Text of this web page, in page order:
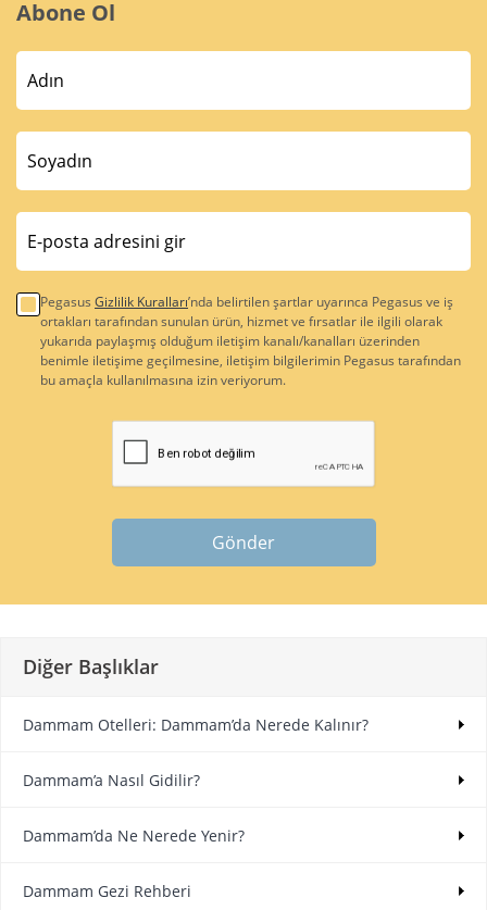
Abone Ol
Pegasus Gizlilik Kuralları’nda belirtilen şartlar uyarınca Pegasus ve iş
ortakları tarafından sunulan ürün, hizmet ve fırsatlar ile ilgili olarak
yukarıda paylaşmış olduğum iletişim kanalı/kanalları üzerinden
benimle iletişime geçilmesine, iletişim bilgilerimin Pegasus tarafından
bu amaçla kullanılmasına izin veriyorum.
Gönder
Diğer Başlıklar
Dammam Otelleri: Dammam’da Nerede Kalınır?
Dammam’a Nasıl Gidilir?
Dammam’da Ne Nerede Yenir?
Dammam Gezi Rehberi